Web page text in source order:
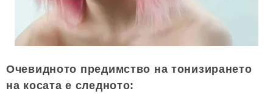
Очевидното предимство на тонизирането
на косата е следното: